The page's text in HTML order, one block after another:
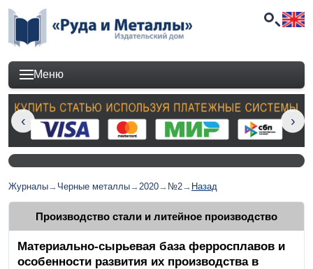
Меню
Журналы→ Черные металлы→2020→ №2→ Назад
Производство стали и литейное производство
Материально-сырьевая база ферросплавов и
особенности развития их производства в